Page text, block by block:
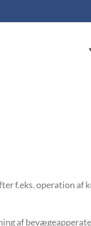
f.eks. operation af
af